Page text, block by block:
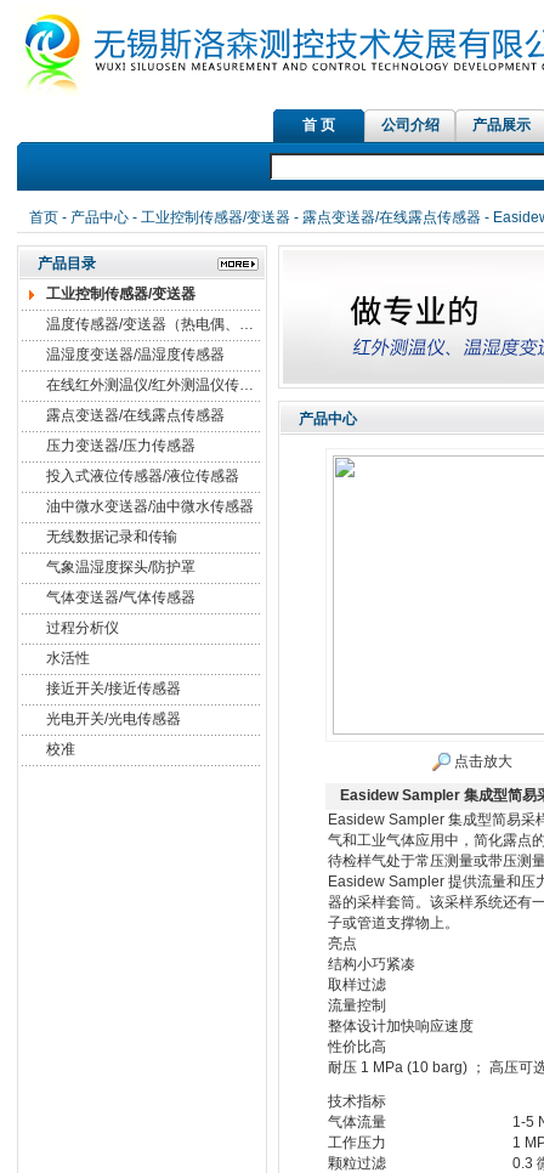
首 页 公司介绍 产品展示
首页- 产品中心- 工业控制传感器/变送器- 露点变送器/在线露点传感器-
产品目录
工业控制传感器/变送器
温度传感器/变送器（热电偶、热电阻）
温湿度变送器/温湿度传感器
在线红外测温仪/红外测温仪传感器
露点变送器/在线露点传感器
压力变送器/压力传感器
投入式液位传感器/液位传感器
油中微水变送器/油中微水传感器
无线数据记录和传输
气象温湿度探头/防护罩
气体变送器/气体传感器
过程分析仪
水活性
接近开关/接近传感器
光电开关/光电传感器
校准
产品中心
点击放大
Easidew Sampler 集成型简易
Easidew Sampler 集成型简易采
气和工业气体应用中，简化露点
待检样气处于常压测量或带压测
Easidew Sampler 提供流量和压
器的采样套筒。该采样系统还有
子或管道支撑物上。
亮点
结构小巧紧凑
取样过滤
流量控制
整体设计加快响应速度
性价比高
耐压 1 MPa (10 barg) ； 高压可
技术指标
气体流量
1-5
工作压力
1
颗粒过滤
0.3